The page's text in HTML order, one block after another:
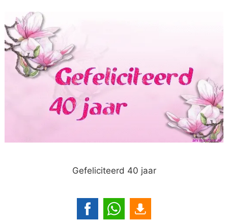
Gefeliciteerd 40 jaar